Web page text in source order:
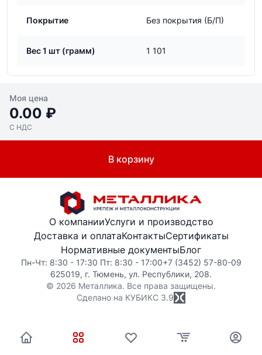
Покрытие Без покрытия (Б/П)
Вес 1 шт (грамм) 1 101
Моя цена
0.00 ₽
С НДС
В корзину
О компанииУслуги и производство
Доставка и оплатаКонтактыСертификаты
Нормативные документыБлог
Пн-Чт: 8:30 - 17:30 Пт: 8:30 - 17:00+7 (3452) 57-80-09
625019, г. Тюмень, ул. Республики, 208.
© 2026 Металлика. Все права защищены.
Сделано на КУБИКС 3.9